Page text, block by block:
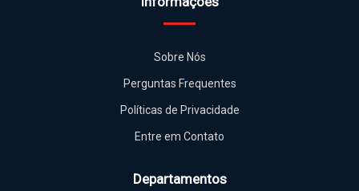
Sobre Nós
Perguntas Frequentes
Políticas de Privacidade
Entre em Contato
Departamentos